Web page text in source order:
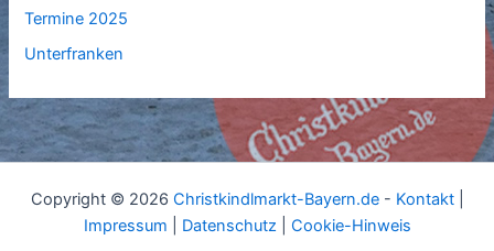
Termine 2025
Unterfranken
Copyright © 2026 Christkindlmarkt-Bayern.de- Kontakt|
Impressum
Datenschutz| Cookie-Hinweis